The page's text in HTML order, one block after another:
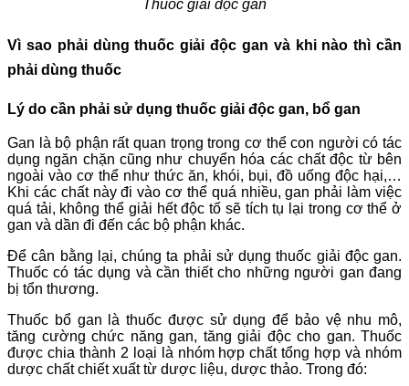
Thuốc giải độc gan
Vì sao phải dùng thuốc giải độc gan và khi nào thì cần
phải dùng thuốc
Lý do cần phải sử dụng thuốc giải độc gan, bổ gan
Gan là bộ phận rất quan trọng trong cơ thể con người có tác
dụng ngăn chặn cũng như chuyển hóa các chất độc từ bên
ngoài vào cơ thể như thức ăn, khói, bụi, đồ uống độc hại,…
Khi các chất này đi vào cơ thể quá nhiều, gan phải làm việc
quá tải, không thể giải hết độc tố sẽ tích tụ lại trong cơ thể ở
gan và dần đi đến các bộ phận khác.
Để cân bằng lại, chúng ta phải sử dụng thuốc giải độc gan.
Thuốc có tác dụng và cần thiết cho những người gan đang
bị tổn thương.
Thuốc bổ gan là thuốc được sử dụng để bảo vệ nhu mô,
tăng cường chức năng gan, tăng giải độc cho gan. Thuốc
được chia thành 2 loại là nhóm hợp chất tổng hợp và nhóm
dược chất chiết xuất từ dược liệu, dược thảo. Trong đó: